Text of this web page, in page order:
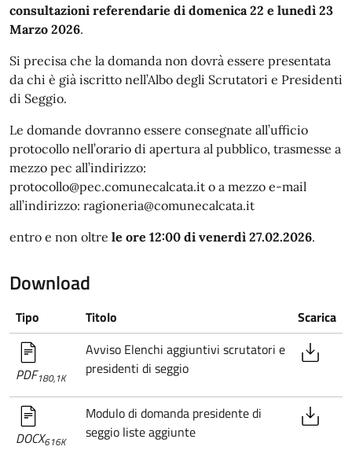
consultazioni referendarie di domenica 22 e lunedì 23
Marzo 2026.
Si precisa che la domanda non dovrà essere presentata
da chi è già iscritto nell’Albo degli Scrutatori e Presidenti
di Seggio.
Le domande dovranno essere consegnate all’ufficio
protocollo nell’orario di apertura al pubblico, trasmesse a
mezzo pec all’indirizzo:
protocollo@pec.comunecalcata.it o a mezzo e-mail
all’indirizzo: ragioneria@comunecalcata.it
entro e non oltre le ore 12:00 di venerdì 27.02.2026.
Download
Tipo Titolo Scarica
PDF180,1K
Avviso Elenchi aggiuntivi scrutatori e
presidenti di seggio
DOCX616K
Modulo di domanda presidente di
seggio liste aggiunte